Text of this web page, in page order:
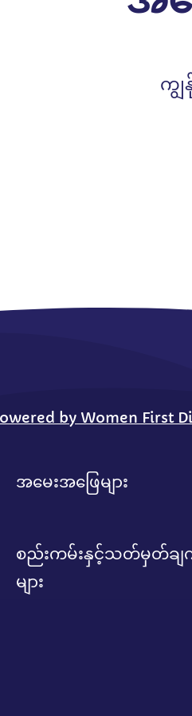
ကျွ
by Women First
အမေးအဖြေများ
စည်းကမ်းနှင့်သတ်မှတ်ခ
များ